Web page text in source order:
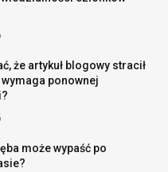
że artykuł blogowy stracił
ponownej
może wypaść po